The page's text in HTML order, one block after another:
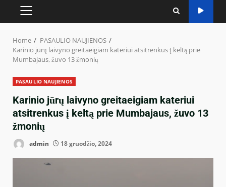
PRIMARY
Home
PASAULIO NAUJIENOS
Karinio jūrų laivyno greitaeigiam kateriui atsitrenkus į keltą prie
Mumbajaus, žuvo 13 žmonių
PASAULIO NAUJIENOS
Karinio jūrų laivyno greitaeigiam kateriui
atsitrenkus į keltą prie Mumbajaus, žuvo 13
žmonių
admin 18 gruodžio, 2024